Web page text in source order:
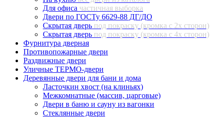
Для офиса частичная выборка
Двери по ГОСТу 6629-88 ДГ/ДО
Скрытая дверь под покраску (кромка с 2х сторон)
Скрытая дверь под покраску (кромка с 4х сторон)
Фурнитура дверная
Противопожарные двери
Раздвижные двери
Уличные ТЕРМО-двери
Деревянные двери для бани и дома
Ласточкин хвост (на клиньях)
Межкомнатные (массив, царговые)
Двери в баню и сауну из вагонки
Стеклянные двери